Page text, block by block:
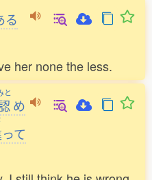
る
her none the less.
と
め
って